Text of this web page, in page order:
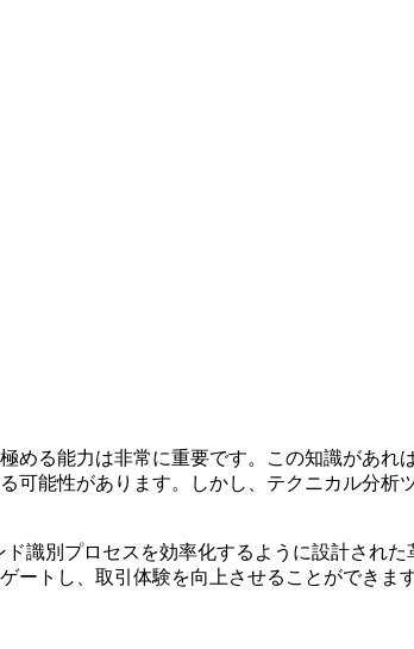
る能力は非常に重要です。この知識があれ
能性があります。しかし、テクニカル分析
識別プロセスを効率化するように設計され
トし、取引体験を向上させることができます